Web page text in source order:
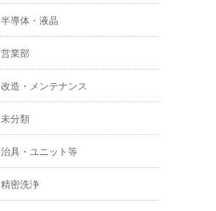
半導体・液晶
営業部
改造・メンテナンス
未分類
治具・ユニット等
精密洗浄